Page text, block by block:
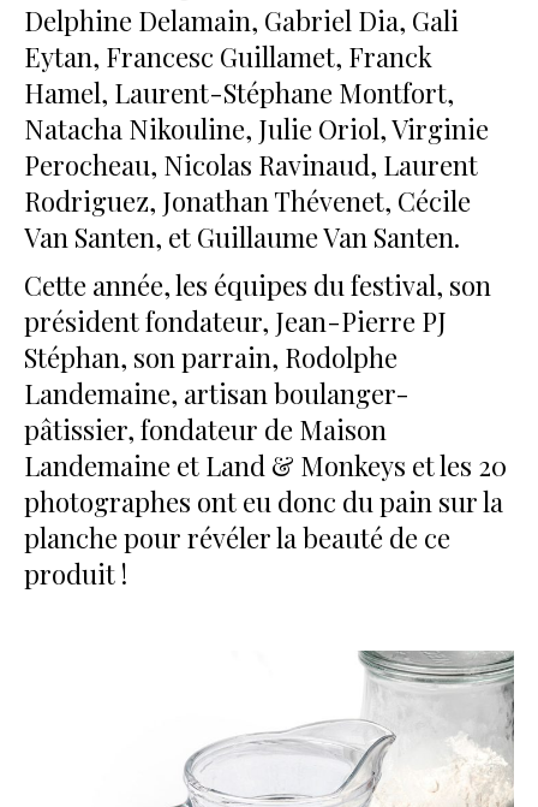
Delphine Delamain, Gabriel Dia, Gali
Eytan, Francesc Guillamet, Franck
Hamel, Laurent-Stéphane Montfort,
Natacha Nikouline, Julie Oriol, Virginie
Perocheau, Nicolas Ravinaud, Laurent
Rodriguez, Jonathan Thévenet, Cécile
Van Santen, et Guillaume Van Santen.
Cette année, les équipes du festival, son
président fondateur, Jean-Pierre PJ
Stéphan, son parrain, Rodolphe
Landemaine, artisan boulanger-
pâtissier, fondateur de Maison
Landemaine et Land & Monkeys et les 20
photographes ont eu donc du pain sur la
planche pour révéler la beauté de ce
produit !